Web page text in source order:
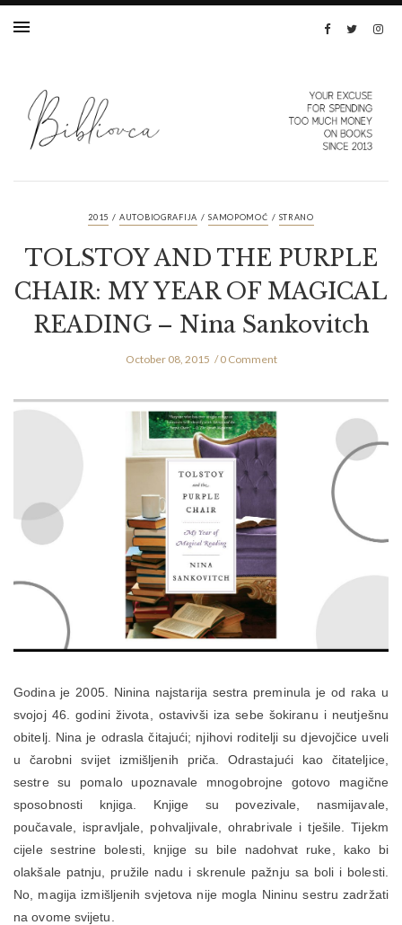
2015 / AUTOBIOGRAFIJA / SAMOPOMOĆ / STRANO
TOLSTOY AND THE PURPLE
CHAIR: MY YEAR OF MAGICAL
READING – Nina Sankovitch
October 08, 2015 0 Comment
Godina je 2005. Ninina najstarija sestra preminula je od raka u
svojoj 46. godini života, ostavivši iza sebe šokiranu i neutješnu
obitelj. Nina je odrasla čitajući; njihovi roditelji su djevojčice uveli
u čarobni svijet izmišljenih priča. Odrastajući kao čitateljice,
sestre su pomalo upoznavale mnogobrojne gotovo magične
sposobnosti knjiga. Knjige su povezivale, nasmijavale,
poučavale, ispravljale, pohvaljivale, ohrabrivale i tješile. Tijekm
cijele sestrine bolesti, knjige su bile nadohvat ruke, kako bi
olakšale patnju, pružile nadu i skrenule pažnju sa boli i bolesti.
No, magija izmišljenih svjetova nije mogla Nininu sestru zadržati
na ovome svijetu.